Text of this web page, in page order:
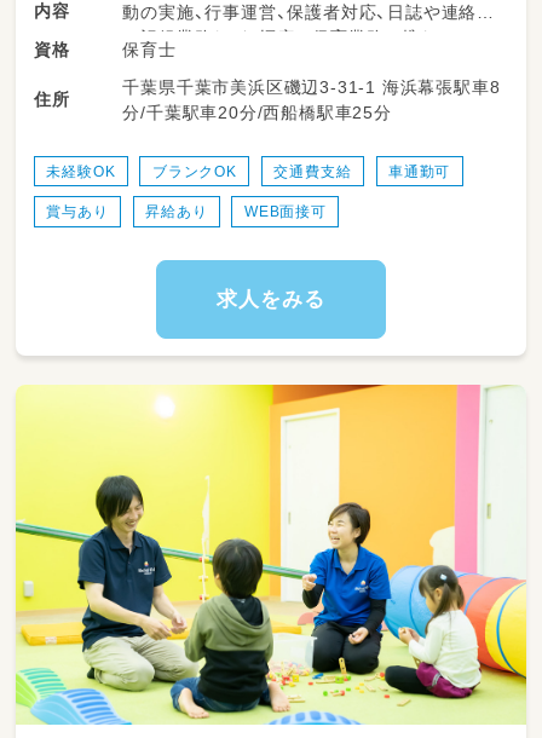
内容
動の実施、行事運営、保護者対応、日誌や連絡帳
の記録業務など、幅広い保育業務に携わってい
ただきます。少人数制の保育園が多く、子ども
たち一人ひとりに丁寧に関わることができる環
境です。チームで連携しながら、柔軟で子ども
＜スケジュール例＞
07:30～登園
11:00～昼食
12:30～午睡(事務作業/ブレスチェック/休憩)
19:00～降園
資格 保育士
住所
千葉県千葉市美浜区磯辺3-31-1 海浜幕張駅車8
分/千葉駅車20分/西船橋駅車25分
未経験OK ブランクOK 交通費支給 車通勤可
賞与あり 昇給あり WEB面接可
求人をみる